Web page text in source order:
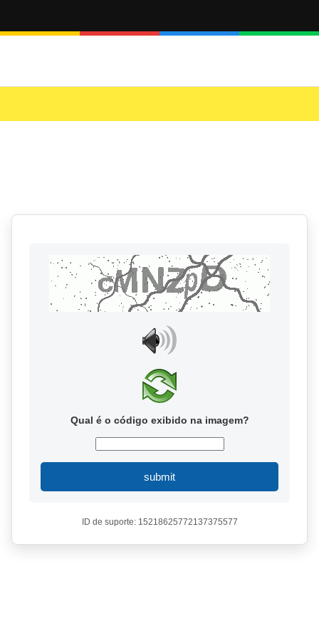
Qual é o código exibido na imagem?
submit
ID de suporte: 15218625772137375577